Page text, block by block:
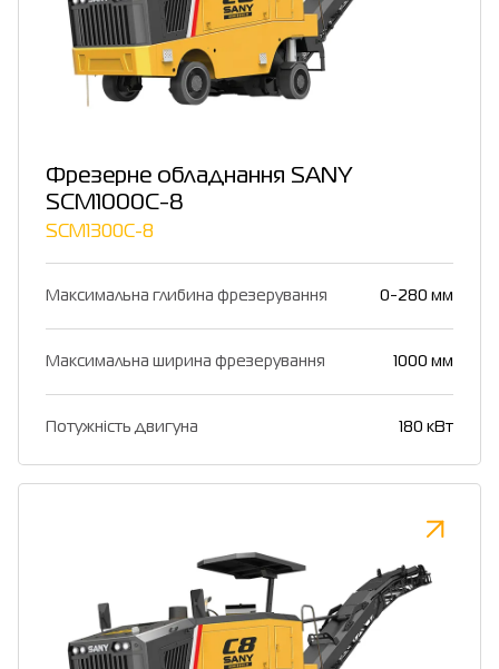
Фрезерне обладнання SANY
SCM1000C-8
SCM1300C-8
Максимальна глибина фрезерування 0-280 мм
Максимальна ширина фрезерування 1000 мм
Потужність двигуна 180 кВт